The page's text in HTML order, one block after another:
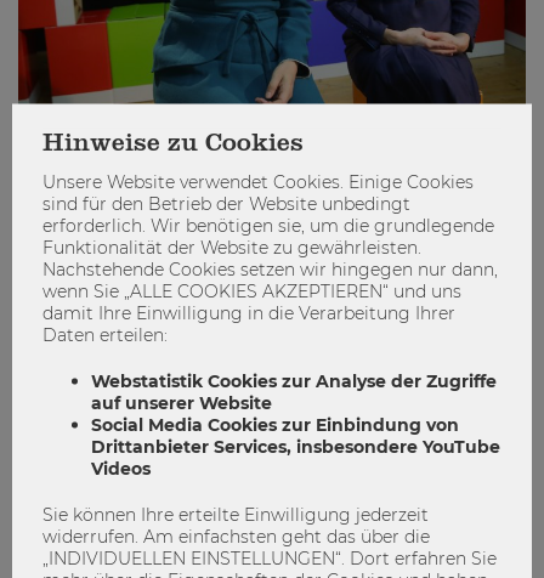
Internationaler Frauentag: Was die WU
zur Gleichstellung beiträgt
Frauentag
Gleichstellung
internationalerFrauentag
Weltfrauentag
13 0
ENGAGIEREN
Hinweise zu Cookies
Unsere Website verwendet Cookies. Einige Cookies
sind für den Betrieb der Website unbedingt
erforderlich. Wir benötigen sie, um die grundlegende
Funktionalität der Website zu gewährleisten.
Nachstehende Cookies setzen wir hingegen nur dann,
wenn Sie „ALLE COOKIES AKZEPTIEREN“ und uns
damit Ihre Einwilligung in die Verarbeitung Ihrer
Daten erteilen:
Webstatistik Cookies zur Analyse der Zugriffe
auf unserer Website
Social Media Cookies zur Einbindung von
Drittanbieter Services, insbesondere YouTube
Videos
Sie können Ihre erteilte Einwilligung jederzeit
widerrufen. Am einfachsten geht das über die
„INDIVIDUELLEN EINSTELLUNGEN“. Dort erfahren Sie